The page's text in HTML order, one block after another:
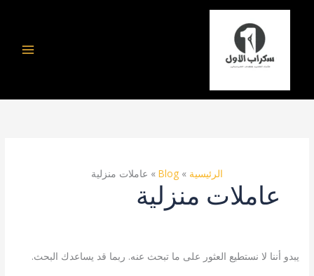
تخطي
الرئيسية Blog عاملات منزلية
عاملات منزلية
يبدو أننا لا نستطيع العثور على ما تبحث عنه. ربما قد يساعدك البحث.
البحث